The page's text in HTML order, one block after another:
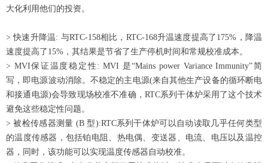
大化利用他们的投资。
> 快速升降温: 与RTC-158相比，RTC-168升温速度提高了175%，降温
速度提高了15%，其结果是节省了生产停机时间和常规校准成本。
> MVI保证温度稳定性: MVI 是“Mains power Variance Immunity”简
写，即电源波动消除。不稳定的主电源(来自其他生产设备的循环断电
和接通电源)会导致现场校准不准确，RTC系列干体炉采用了这个技术
避免这些稳定性问题。
> 被检传感器测量 (B 型):RTC系列干体炉可以自动读取几乎任何类型
的温度传感器，包括铂电阻、热电偶、变送器、电流、电压以及温控
器，同时，该功能可以实现温度传感器自动校准。